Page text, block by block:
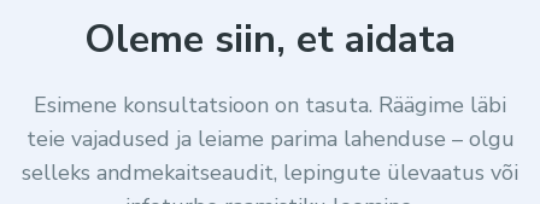
Oleme siin, et aidata
Esimene konsultatsioon on tasuta. Räägime läbi
teie vajadused ja leiame parima lahenduse – olgu
selleks andmekaitseaudit, lepingute ülevaatus või